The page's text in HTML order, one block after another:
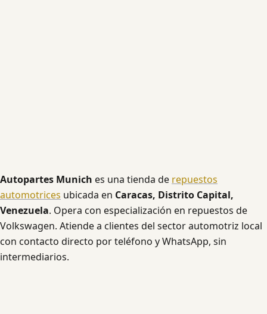
Autopartes Munich es una tienda de repuestos
automotrices ubicada en Caracas, Distrito Capital,
Venezuela. Opera con especialización en repuestos de
Volkswagen. Atiende a clientes del sector automotriz local
con contacto directo por teléfono y WhatsApp, sin
intermediarios.